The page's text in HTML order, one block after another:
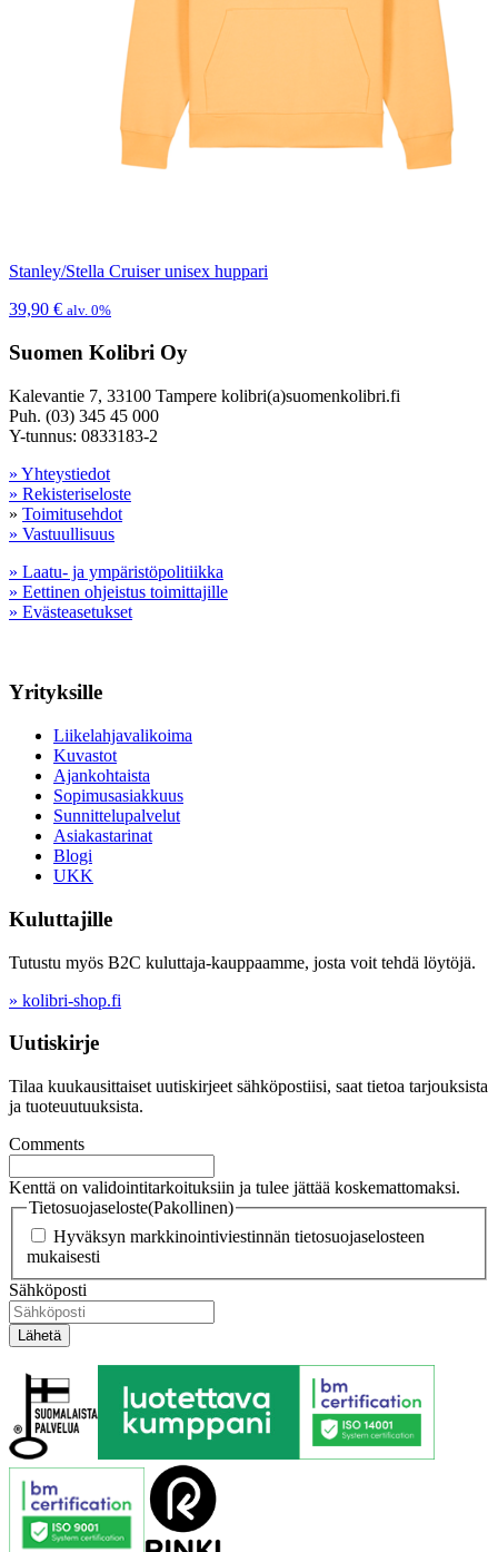
Stanley/Stella Cruiser unisex huppari
39,90 € alv. 0%
Suomen Kolibri Oy
Kalevantie 7, 33100 Tampere kolibri(a)suomenkolibri.fi
Puh. (03) 345 45 000
Y-tunnus: 0833183-2
» Yhteystiedot
» Rekisteriseloste
» Toimitusehdot
» Vastuullisuus
» Laatu- ja ympäristöpolitiikka
» Eettinen ohjeistus toimittajille
» Evästeasetukset
Yrityksille
Liikelahjavalikoima
Kuvastot
Ajankohtaista
Sopimusasiakkuus
Sunnittelupalvelut
Asiakastarinat
Blogi
UKK
Kuluttajille
Tutustu myös B2C kuluttaja-kauppaamme, josta voit tehdä löytöjä.
» kolibri-shop.fi
Uutiskirje
Tilaa kuukausittaiset uutiskirjeet sähköpostiisi, saat tietoa tarjouksista
ja tuoteuutuuksista.
Comments
Kenttä on validointitarkoituksiin ja tulee jättää koskemattomaksi.
Tietosuojaseloste(Pakollinen)
Hyväksyn markkinointiviestinnän tietosuojaselosteen
mukaisesti
Sähköposti